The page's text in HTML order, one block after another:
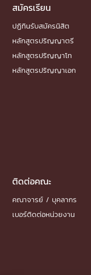
สมัครเรียน
ปฏิทินรับสมัครนิสิต
หลักสูตรปริญญาตรี
หลักสูตรปริญญาโท
หลักสูตรปริญญาเอก
ติดต่อคณะ
คณาจารย์ / บุคลากร
เบอร์ติดต่อหน่วยงาน